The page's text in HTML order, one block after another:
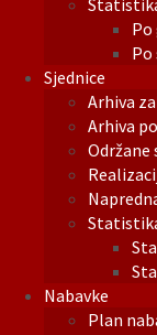
Po
Sjednice
Arhiva
Arhiva
Održane
Nabavke
Plan